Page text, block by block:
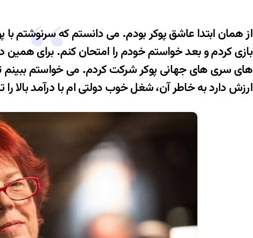
های سری های جهانی پوکر شرکت کردم. می خواستم ببینم تا
ارزش دارد به خاطر آن، شغل خوب دولتی ام با درآمد بالا را